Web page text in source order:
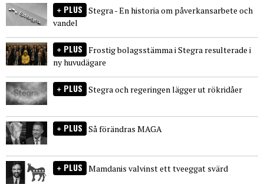
PLUS Stegra - En historia om påverkansarbete och
vandel
PLUS Frostig bolagsstämma i Stegra resulterade i
ny huvudägare
PLUS Stegra och regeringen lägger ut rökridåer
PLUS Så förändras MAGA
PLUS Mamdanis valvinst ett tveeggat svärd